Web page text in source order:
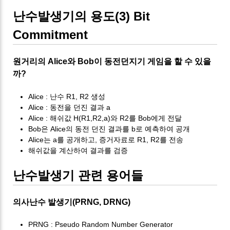
난수발생기의 용도(3) Bit
Commitment
원거리의 Alice와 Bob이 동전던지기 게임을 할 수 있을
까?
Alice : 난수 R1, R2 생성
Alice : 동전을 던진 결과 a
Alice : 해쉬값 H(R1,R2,a)와 R2를 Bob에게 전달
Bob은 Alice의 동전 던진 결과를 b로 예측하여 공개
Alice는 a를 공개하고, 증거자료로 R1, R2를 전송
해쉬값을 계산하여 결과를 검증
난수발생기 관련 용어들
의사난수 발생기(PRNG, DRNG)
PRNG : Pseudo Random Number Generator